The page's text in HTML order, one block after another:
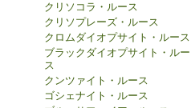
クリソコラ・ルース
クリソプレーズ・ルース
クロムダイオプサイト・ルース
ブラックダイオプサイト・ルー
ス
クンツァイト・ルース
ゴシェナイト・ルース